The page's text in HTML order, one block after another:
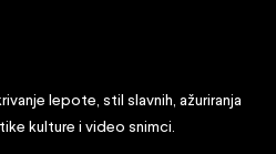
lepote, stil slavnih, ažuriranja
kulture i video snimci.